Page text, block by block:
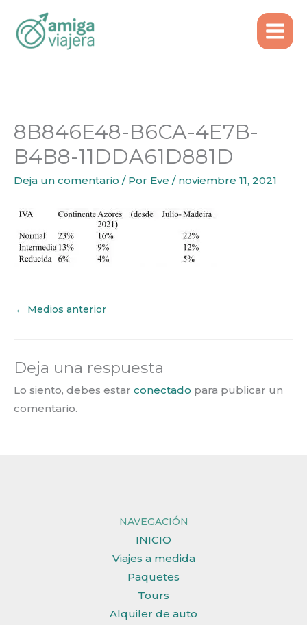
contenido
Qué impuestos se pagan como trabajador
autónomo en Portugal
8B846E48-B6CA-4E7B-B4B8-11DDA61D881D
8B846E48-B6CA-4E7B-
B4B8-11DDA61D881D
Deja un comentario / Por Eve / noviembre 11, 2021
← Medios anterior
Deja una respuesta
Lo siento, debes estar conectado para publicar un
comentario.
NAVEGACIÓN
INICIO
Viajes a medida
Paquetes
Tours
Alquiler de auto